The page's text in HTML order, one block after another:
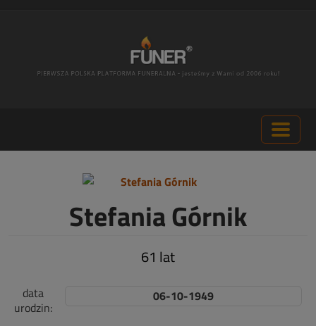
Stefania Górnik
61 lat
data
urodzin:
06-10-1949